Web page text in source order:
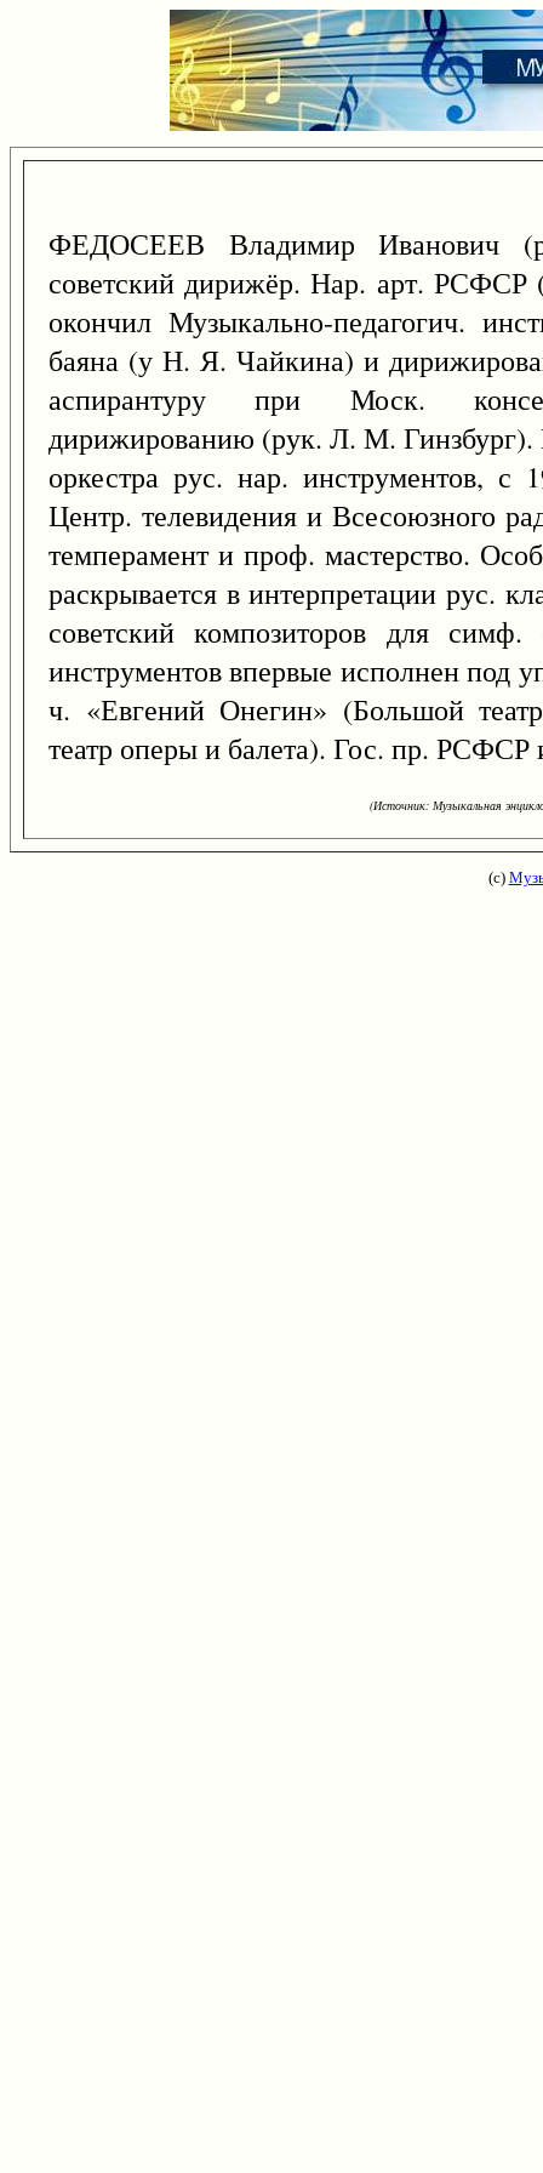
ФЕДОСЕЕВ Владимир
советский дирижёр. Нар. арт.
окончил Музыкально-педагогич.
баяна (у Н. Я. Чайкина) и
аспирантуру при Моск.
дирижированию (рук. Л. М. Гинзбург).
оркестра рус. нар. инструментов,
Центр. телевидения и Всесоюзного
темперамент и проф. мастерство.
раскрывается в интерпретации рус.
советский композиторов для
инструментов впервые исполнен под
ч. «Евгений Онегин» (Большой
театр оперы и балета). Гос. пр.
(Источник: Музыкальная
(с)